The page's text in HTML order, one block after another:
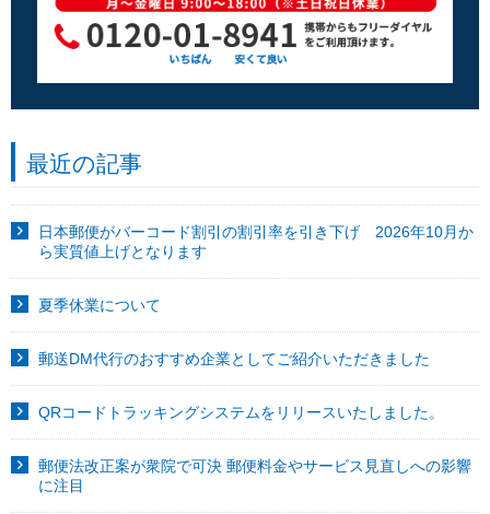
最近の記事
日本郵便がバーコード割引の割引率を引き下げ 2026年10月か
ら実質値上げとなります
夏季休業について
郵送DM代行のおすすめ企業としてご紹介いただきました
QRコードトラッキングシステムをリリースいたしました。
郵便法改正案が衆院で可決 郵便料金やサービス見直しへの影響
に注目